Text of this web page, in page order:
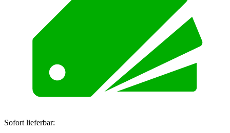
Sofort lieferbar: